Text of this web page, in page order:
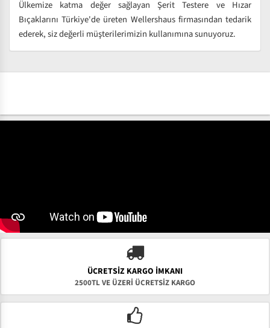
Ülkemize katma değer sağlayan Şerit Testere ve Hızar
Bıçaklarını Türkiye'de üreten Wellershaus firmasından tedarik
ederek, siz değerli müşterilerimizin kullanımına sunuyoruz.
ÜCRETSIZ KARGO İMKANI
2500TL VE ÜZERİ ÜCRETSİZ KARGO